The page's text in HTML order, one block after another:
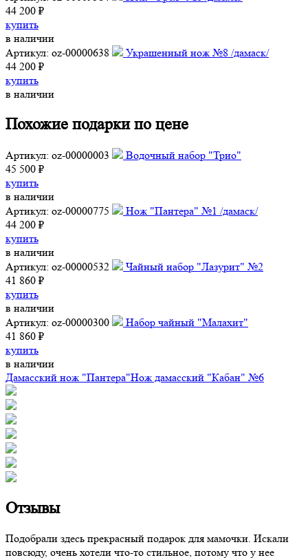
44 200 ₽
купить
в наличии
Артикул: oz-00000638
Украшенный нож №8 /дамаск/
44 200 ₽
купить
в наличии
Похожие подарки по цене
Артикул: oz-00000003
Водочный набор "Трио"
45 500 ₽
купить
в наличии
Артикул: oz-00000775
Нож "Пантера" №1 /дамаск/
44 200 ₽
купить
в наличии
Артикул: oz-00000532
Чайный набор "Лазурит" №2
41 860 ₽
купить
в наличии
Артикул: oz-00000300
Набор чайный "Малахит"
41 860 ₽
купить
в наличии
Дамасский нож "Пантера"Нож дамасский "Кабан" №6
Отзывы
Подобрали здесь прекрасный подарок для мамочки. Искали
повсюду, очень хотели что-то стильное, потому что у нее